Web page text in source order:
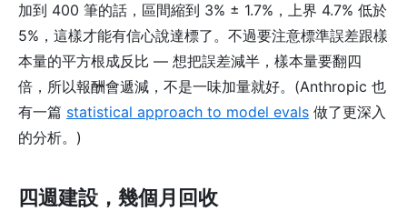
加到 400 筆的話，區間縮到 3% ± 1.7%，上界 4.7% 低於
5%，這樣才能有信心說達標了。不過要注意標準誤差跟樣
本量的平方根成反比 — 想把誤差減半，樣本量要翻四
倍，所以報酬會遞減，不是一味加量就好。(Anthropic 也
有一篇 statistical approach to model evals 做了更深入
的分析。)
四週建設，幾個月回收